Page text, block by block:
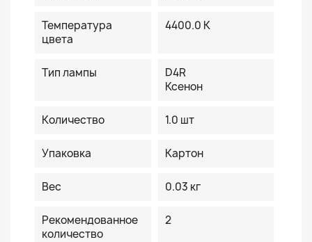
Температура
цвета
4400.0 K
Тип лампы
D4R
Ксенон
Количество 1.0 шт
Упаковка Картон
Вес 0.03 кг
Рекомендованное
количество
2